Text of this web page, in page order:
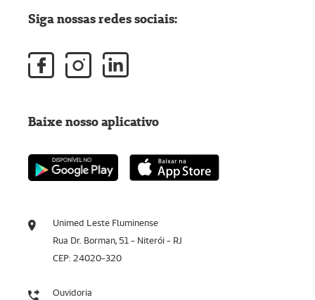
Unimed Leste Fluminense
Rua Dr. Borman, 51 - Niterói - RJ
CEP: 24020-320
Ouvidoria
Siga nossas redes sociais:
Baixe nosso aplicativo